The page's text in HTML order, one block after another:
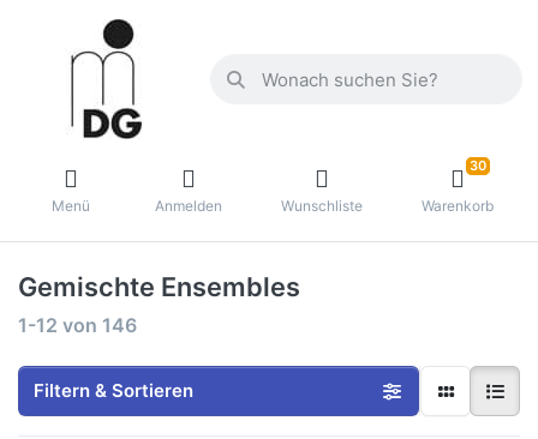
Menü Anmelden Wunschliste
30
Warenkorb
Gemischte Ensembles
1-12 von 146
Filtern & Sortieren